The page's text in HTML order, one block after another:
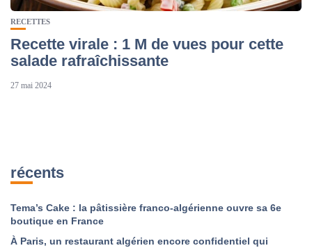
RECETTES
Recette virale : 1 M de vues pour cette
salade rafraîchissante
27 mai 2024
récents
Tema’s Cake : la pâtissière franco-algérienne ouvre sa 6e
boutique en France
À Paris, un restaurant algérien encore confidentiel qui